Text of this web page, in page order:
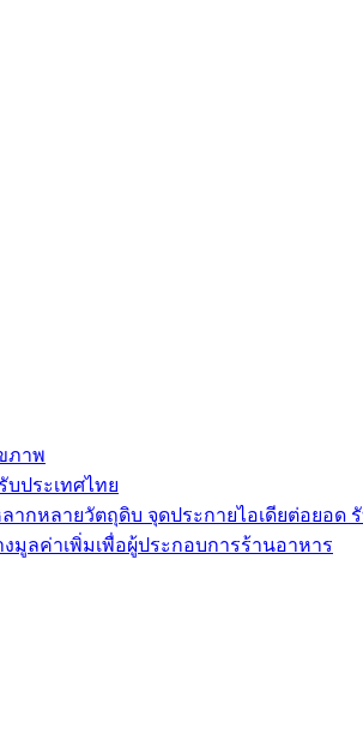
ภาพ
บประเทศไทย
กหลายวัตถุดิบ จุดประกายไอเดียต่อยอด
มูลค่าเพิ่มเพื่อผู้ประกอบการร้านอาหาร